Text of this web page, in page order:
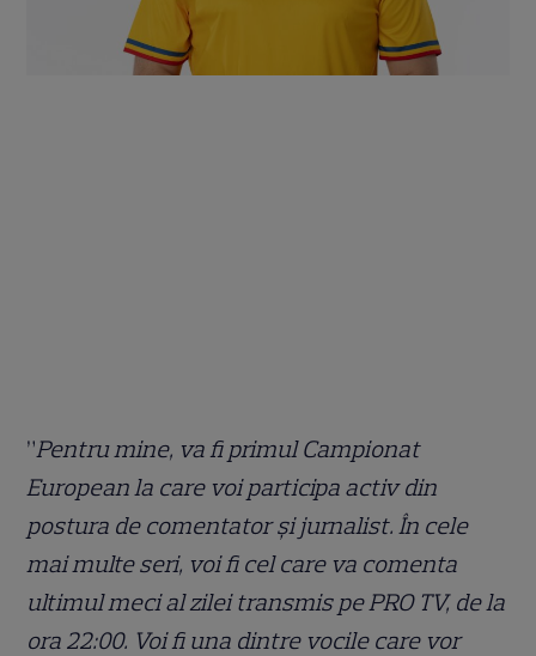
”Pentru mine, va fi primul Campionat
European la care voi participa activ din
postura de comentator și jurnalist. În cele
mai multe seri, voi fi cel care va comenta
ultimul meci al zilei transmis pe PRO TV, de la
ora 22:00. Voi fi una dintre vocile care vor